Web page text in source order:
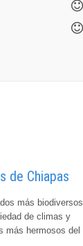
de Chiapas
más biodiversos
de climas y
más hermosos del